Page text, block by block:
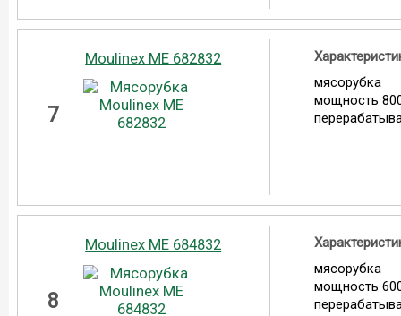
7
Moulinex ME 682832
мясорубка
мощность
8
Moulinex ME 684832
мясорубка
мощность